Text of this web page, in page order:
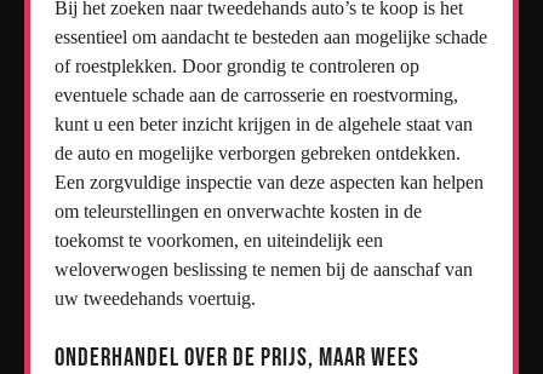
Bij het zoeken naar tweedehands auto’s te koop is het
essentieel om aandacht te besteden aan mogelijke schade
of roestplekken. Door grondig te controleren op
eventuele schade aan de carrosserie en roestvorming,
kunt u een beter inzicht krijgen in de algehele staat van
de auto en mogelijke verborgen gebreken ontdekken.
Een zorgvuldige inspectie van deze aspecten kan helpen
om teleurstellingen en onverwachte kosten in de
toekomst te voorkomen, en uiteindelijk een
weloverwogen beslissing te nemen bij de aanschaf van
uw tweedehands voertuig.
Onderhandel over de prijs, maar wees